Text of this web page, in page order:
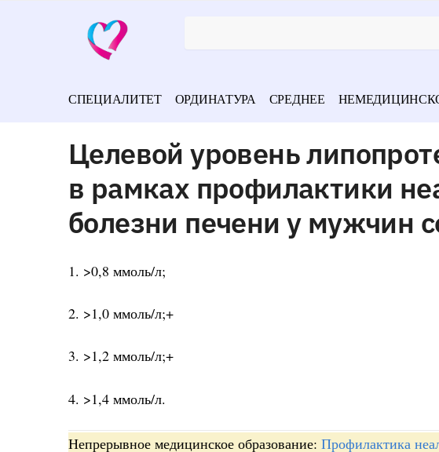
СПЕЦИАЛИТЕТ ОРДИНАТУРА СРЕДНЕЕ
Целевой уровень
в рамках профилактики
болезни печени у мужчин
1. >0,8 ммоль/л;
2. >1,0 ммоль/л;+
3. >1,2 ммоль/л;+
4. >1,4 ммоль/л.
Непрерывное медицинское образование: Профилактика